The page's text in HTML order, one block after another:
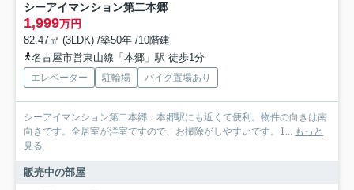
シーアイマンション第二本郷
1,999万円
82.47㎡ (3LDK) /築50年 /10階建
名古屋市営東山線「本郷」駅 徒歩1分
エレベーター 駐輪場 バイク置場あり
シーアイマンション第二本郷：本郷駅にも近くて便利。物件の向きは南
向きです。全居室が洋室ですので、お掃除がしやすいです。1... もっと
見る
販売中の部屋